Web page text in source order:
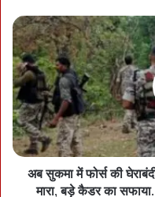
सिंह, एंटरप्रेन्योरशिप डेवलपमेंट
शुक्ला, संचालक सूक्ष्म, लघु एवं
किया। उद्योग विभाग के सचिव
अब सुकमा में फोर्स की
मारा, बड़े कैडर का